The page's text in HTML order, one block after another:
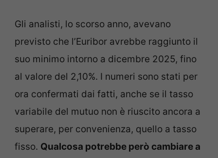
Gli analisti, lo scorso anno, avevano
previsto che l’Euribor avrebbe raggiunto il
suo minimo intorno a dicembre 2025, fino
al valore del 2,10%. I numeri sono stati per
ora confermati dai fatti, anche se il tasso
variabile del mutuo non è riuscito ancora a
superare, per convenienza, quello a tasso
fisso. Qualcosa potrebbe però cambiare a